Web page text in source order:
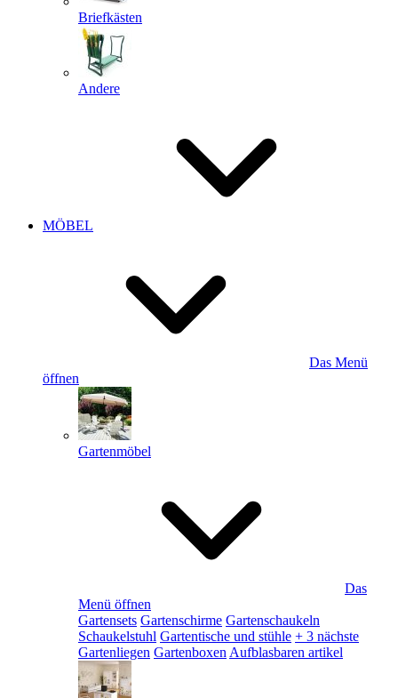
Briefkästen
Andere
MÖBEL
Das Menü
öffnen
Gartenmöbel
Das
Menü öffnen
Gartensets Gartenschirme Gartenschaukeln
Schaukelstuhl Gartentische und stühle + 3 nächste
Gartenliegen Gartenboxen Aufblasbaren artikel